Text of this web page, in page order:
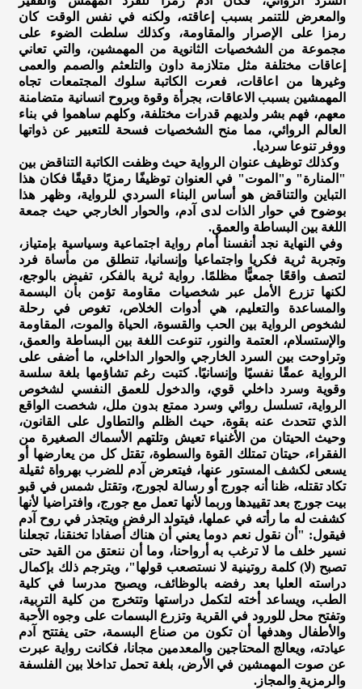
والمعرض للتنمر بسبب إعاقته، ولكنه في نفس الوقت كان
رمزا على الإصرار والمقاومة، وكذلك سلطت الضوء على
مجموعة من الشخصيات الثانوية من المهمشين، والتي تعاني
إعاقات مختلفة مثل متلازمة داون والتلعثم والصمم والعمى
وغيرها من اعاقات، فعرت الكاتبة سلوك المجتمعات تجاه
المهمشين بسبب الاعاقات، بجرأة وقوة وبروح انسانية متضامنة
معهم، فهم بشر ولديهم قدرات مختلفة، وكلهم ساهموا في بناء
العالم الروائي، مما منح الشخصيات فسحة للتعبير عن ذواتها
ووفر تنوعا سرديا.
وكذلك توظيف عنوان الرواية حيث وظفت الكاتبة التناقض بين
"المنارة" و"الموت" في العنوان توظيفًا رمزيًا دقيقًا فكان هذا
التباين والتناقض هو أساس البناء السردي للرواية، وظهر هذا
بوضوح في حوار الذات لدى آدم، والحوار الخارجي حيث جمعة
اللغة بين البساطة والعمق.
وفي النهاية نجد أنفسنا أمام رواية اجتماعية وسياسية بإمتياز،
وتجربة ثرية فكريا واجتماعيا وإنسانيا، تنطلق من مأساة فرد
لتصف واقعًا جمعيًّا مظلمًا. رواية ثرية بالفكر، تفيض بالوجع،
لكنها تزرع الأمل عبر شخصيات مقاومة تؤمن بأن البسمة
والمساعدة والتعليم، هي أدوات الخلاص، تغوص في رحلة
لشخوص الرواية بين الحب والقسوة، الحياة والموت، المقاومة
والإستسلام، العتمة والنور، تنوعت اللغة بين البساطة والعمق،
وتراوحت بين السرد الخارجي والحوار الداخلي، ما أضفى على
الرواية عمقًا نفسيًا وإنسانيًا. كتبت رغم تشاؤمها بلغة سلسة
وقوية وسرد داخلي قوي، والدخول للعمق النفسي لشخوص
الرواية، تسلسل روائي وسرد ممتع بدون ملل، شخصت الواقع
الذي تتحدث عنه بقوة، حيث الظلم والتطاول على القانون،
وحيث الحيتان من الأغنياء تعيش وتلتهم الأسماك الصغيرة من
الفقراء، حيتان تمتلك القوة والسطوة، تقتل كل من يعارضها أو
يسعى لكشف المستور عنها، فيتعرض آدم للضرب بهرواة ثقيلة
تكاد تقتله، ظنا أنه جورج أو رسالة لجورج، وتقتل شمس في قبو
بيت جورج بعد تقييدها وربما لأنها تعمل مع جورج، وافتراضيا لأنها
كشفت له ما رأته في عملها، فيتولد الرفض ويتجذر في روح آدم
فيقول: "أن نقول نعم دوما يعني أن هناك أصفادا تخنقنا، تجعلنا
نسير خلف ما لا ترغب به أرواحنا، وما أن ننعتق من القيد حتى
تصبح (لا) كلمة روتينية لا نستصعب قولها"، ويترجم ذلك بإكمال
دراسته العليا بعد رفضه بالوظائف، ويصبح مدرسا في كلية
الطب، ويساعد أخته لتكمل دراستها وتتخرج من كلية التربية،
وتفتح محل للورود في القرية وتزرع البسمات على وجوه الأحبة
والأطفال وهدفها أن تكون من صناع البسمة، حتى يفتتح آدم
عيادته، ويعالج المحتاجين والمعدمين مجانا، فكانت رواية عبرت
عن صوت المهمشين في الأرض، بلغة تحمل تداخلا بين الفلسفة
والرمزية والمجاز.